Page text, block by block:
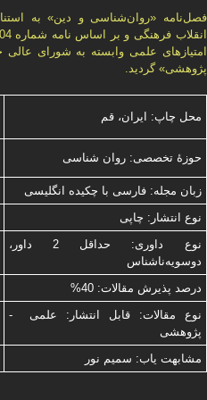
پژوهشی» گرديد.
محل چاپ: ایران، قم
حوزۀ تخصصی: روان شناسی
زبان مجله: فارسی با چكیده انگلیسی
نوع انتشار: چاپی
نوع داوری: حداقل 2 داور،
دوسویه‌ناشناس
درصد پذیرش مقالات: 40%
نوع مقالات: قابل انتشار: علمی -
پژوهشی
مشابهت ياب: سميم نور